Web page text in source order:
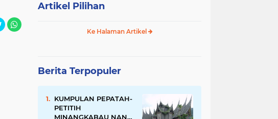
Artikel Pilihan
Ke Halaman Artikel
Berita Terpopuler
KUMPULAN PEPATAH-
PETITIH
MINANGKABAU NAN